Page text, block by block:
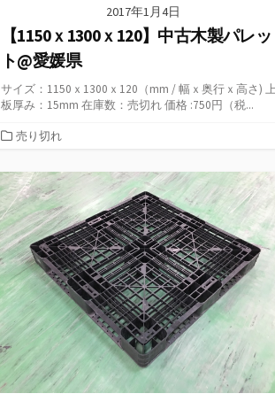
2017年1月4日
【1150ｘ1300ｘ120】中古木製パレッ
ト@愛媛県
サイズ：1150ｘ1300ｘ120（mm / 幅ｘ奥行ｘ高さ)
板厚み：15mm 在庫数：売切れ 価格 :750円（税...
カ
ゴ
リ
ー
売り切れ